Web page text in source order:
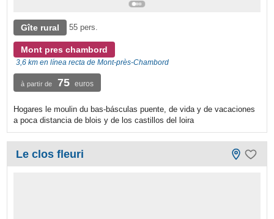
Gîte rural 55 pers.
Mont pres chambord
3,6 km en línea recta de Mont-près-Chambord
à partir de 75 euros
Hogares le moulin du bas-básculas puente, de vida y de vacaciones
a poca distancia de blois y de los castillos del loira
Le clos fleuri